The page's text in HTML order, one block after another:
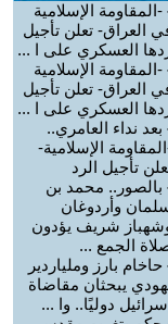
-المقاومة الإسلامية
العراق- تعلن تأجيل
العسكري على ا ...
-المقاومة الإسلامية
العراق- تعلن تأجيل
العسكري على ا ...
بعد نداء العامري..
الإسلامية-
تأجيل الرد
بالصور.. محمد بن
وأردوغان
شريف يؤدون
الجمع ...
حاخام بارز وملياردير
يبحثان مقاضاة
دوليًا.. وا ...